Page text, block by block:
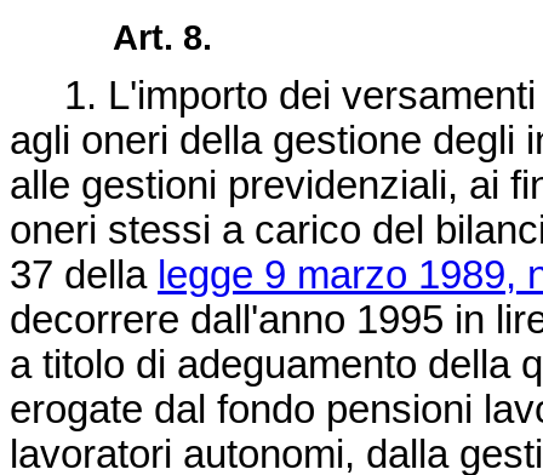
Art. 8.
1. L'importo dei versamenti
agli oneri della gestione degli
alle gestioni previdenziali, ai
oneri stessi a carico del
37 della legge 9 marzo 1989,
decorrere dall'anno 1995 in
a titolo di adeguamento della
erogate dal fondo pensioni
lavoratori autonomi, dalla